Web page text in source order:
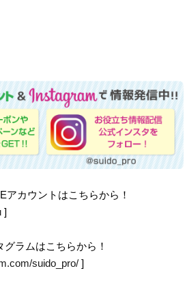
カウントはこちらから！
]
ラムはこちらから！
suido_pro/ ]